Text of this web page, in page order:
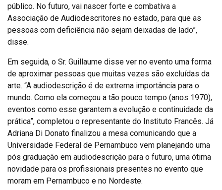
público. No futuro, vai nascer forte e combativa a
Associação de Audiodescritores no estado, para que as
pessoas com deficiência não sejam deixadas de lado”,
disse.
Em seguida, o Sr. Guillaume disse ver no evento uma forma
de aproximar pessoas que muitas vezes são excluídas da
arte. “A audiodescrição é de extrema importância para o
mundo. Como ela começou a tão pouco tempo (anos 1970),
eventos como esse garantem a evolução e continuidade da
prática”, completou o representante do Instituto Francês. Já
Adriana Di Donato finalizou a mesa comunicando que a
Universidade Federal de Pernambuco vem planejando uma
pós graduação em audiodescrição para o futuro, uma ótima
novidade para os profissionais presentes no evento que
moram em Pernambuco e no Nordeste.